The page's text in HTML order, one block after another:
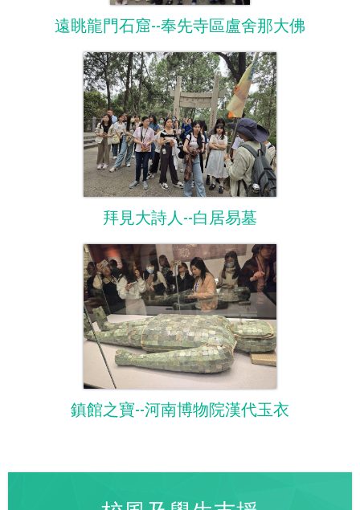
遠眺龍門石窟--奉先寺區盧舍那大佛
拜見大詩人--白居易墓
鎮館之寶--河南博物院漢代玉衣